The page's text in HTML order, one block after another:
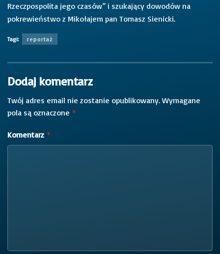
Rzeczpospolita jego czasów” i szukający dowodów na
pokrewieństwo z Mikołajem pan Tomasz Sienicki.
Tagi: reportaż
Dodaj komentarz
Twój adres email nie zostanie opublikowany. Wymagane
pola są oznaczone *
Komentarz *